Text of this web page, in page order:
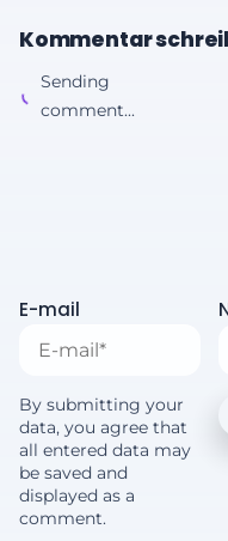
Kommentar
Sending
comment...
E-mail
By submitting your
data, you agree that
all entered data may
be saved and
displayed as a
comment.